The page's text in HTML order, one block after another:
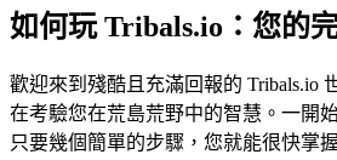
如何玩 Tribals.io：您的
歡迎來到殘酷且充滿回報的 Tribals.io
在考驗您在荒島荒野中的智慧。一開
只要幾個簡單的步驟，您就能很快掌